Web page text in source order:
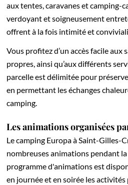
aux tentes, caravanes et camping-
verdoyant et soigneusement
offrent à la fois intimité et
Vous profitez d’un accès facile aux
propres, ainsi qu’aux différents
parcelle est délimitée pour
en permettant les échanges
camping.
Les animations organisées
Le camping Europa à Saint-Gilles-
nombreuses animations pendant
programme d'animations est
en journée et en soirée les